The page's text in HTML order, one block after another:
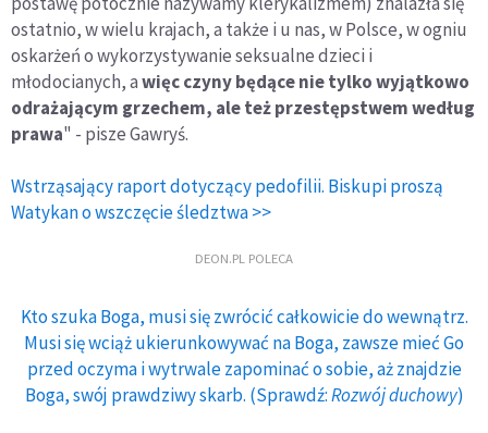
ostatnio, w wielu krajach, a także i u nas, w Polsce, w ogniu
oskarżeń o wykorzystywanie seksualne dzieci i
młodocianych, awięc czyny będące nie tylko wyjątkowo
odrażającym grzechem, ale też przestępstwem według
prawa" - pisze Gawryś.
Wstrząsający raport dotyczący pedofilii. Biskupi proszą
Watykan o wszczęcie śledztwa >>
DEON.PL POLECA
Kto szuka Boga, musi się zwrócić całkowicie do wewnątrz.
Musi się wciąż ukierunkowywać na Boga, zawsze mieć Go
przed oczyma i wytrwale zapominać o sobie, aż znajdzie
Boga, swój prawdziwy skarb. (Sprawdź:Rozwój duchowy)